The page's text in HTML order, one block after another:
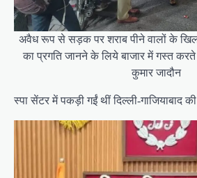
अवैध रूप से सड़क पर शराब पीने वालों के
का प्रगति जानने के लिये बाजार में गस्त
कुमार जादौन
स्पा सेंटर में पकड़ी गईं थीं दिल्ली-गाजियाबाद